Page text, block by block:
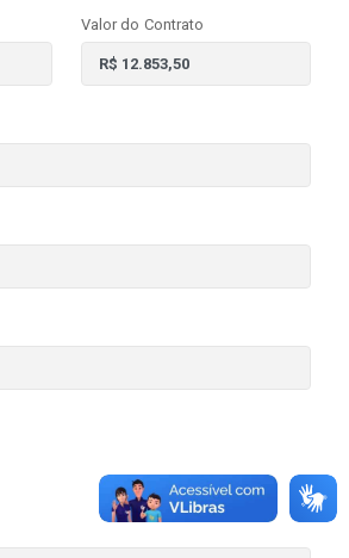
Valor do Contrato